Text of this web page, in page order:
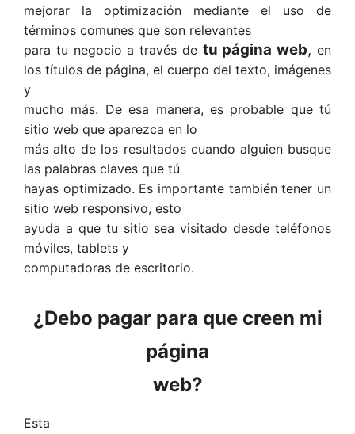
mejorar la optimización mediante el uso de
términos comunes que son relevantes
para tu negocio a través de tu página web,en
los títulos de página, el cuerpo del texto, imágenes
y
mucho más. De esa manera, es probable que tú
sitio web que aparezca en lo
más alto de los resultados cuando alguien busque
las palabras claves que tú
hayas optimizado. Es importante también tener un
sitio web responsivo, esto
ayuda a que tu sitio sea visitado desde teléfonos
móviles, tablets y
computadoras de escritorio.
¿Debo pagar para que creen mi
página
web?
Esta